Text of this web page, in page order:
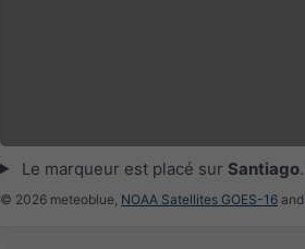
Le marqueur est placé sur Santiago.
© 2026 meteoblue, NOAA Satellites GOES-16 and